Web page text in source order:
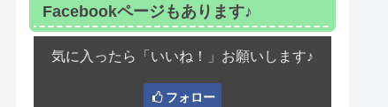
ファ
Facebookページもあります♪
気に入ったら「いいね！」お願いします♪
フォロー